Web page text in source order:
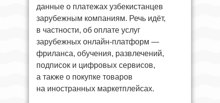
данные о платежах узбекистанцев
зарубежным компаниям. Речь идёт,
в частности, об оплате услуг
зарубежных онлайн-платформ —
фриланса, обучения, развлечений,
подписок и цифровых сервисов,
а также о покупке товаров
на иностранных маркетплейсах.